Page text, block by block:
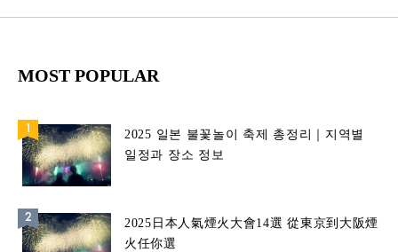
MOST POPULAR
2025 일본 불꽃놀이 축제 총정리｜지역별
일정과 장소 정보
2025日本人氣煙火大會14選 從東京到大阪煙
火任你選